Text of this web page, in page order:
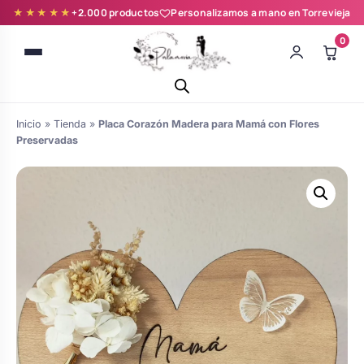
★★★★★+2.000 productos Personalizamos a mano en Torrevieja
0
personalizadas
de boda
Árboles de Huellas para Primera
Comunión
Batas de comunión personalizadas
para niña
Inicio » Tienda » Placa Corazón Madera para Mamá con Flores
Preservadas